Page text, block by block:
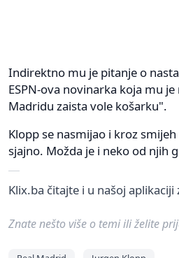
Indirektno mu je pitanje o
ESPN-ova novinarka koja mu
Madridu zaista vole košarku".
Klopp se nasmijao i kroz
sjajno. Možda je i neko od njih
Klix.ba čitajte i u našoj aplikaciji
Znate nešto više o temi ili želite